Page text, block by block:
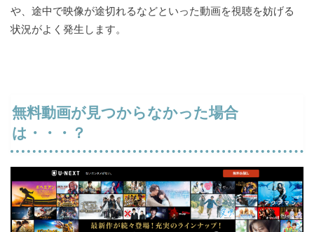
や、途中で映像が途切れるなどといった動画を視聴を妨げる
状況がよく発生します。
無料動画が見つからなかった場合
は・・・？